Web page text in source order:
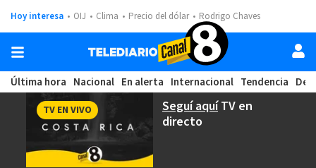
Hoy interesa OIJ Clima Precio del dólar Rodrigo Chaves
Última hora Nacional En alerta Internacional Tendencia
Seguí aquíTV en
directo
TV EN VIVO